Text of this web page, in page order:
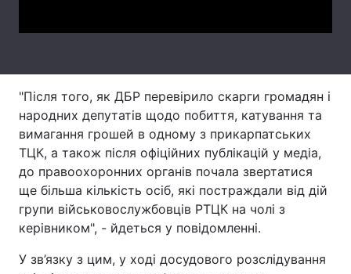
Тема оформлення
"Після того, як ДБР перевірило скарги громадян і
народних депутатів щодо побиття, катування та
вимагання грошей в одному з прикарпатських
ТЦК, а також після офіційних публікацій у медіа,
до правоохоронних органів почала звертатися
ще більша кількість осіб, які постраждали від дій
групи військовослужбовців РТЦК на чолі з
керівником", - йдеться у повідомленні.
У зв’язку з цим, у ході досудового розслідування